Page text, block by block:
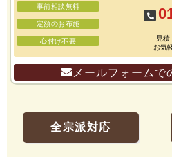
事前相談無料
定額のお布施
心付け不要 見
お気
メールフォームで
全宗派対応